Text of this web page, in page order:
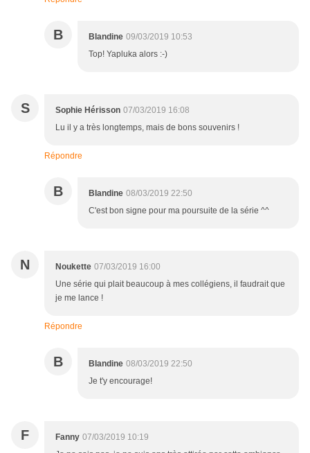
B Blandine 09/03/2019 10:53
Top! Yapluka alors :-)
S Sophie Hérisson 07/03/2019 16:08
Lu il y a très longtemps, mais de bons souvenirs !
Répondre
B Blandine 08/03/2019 22:50
C'est bon signe pour ma poursuite de la série ^^
N Noukette 07/03/2019 16:00
Une série qui plait beaucoup à mes collégiens, il faudrait que
je me lance !
Répondre
B Blandine 08/03/2019 22:50
Je t'y encourage!
F Fanny 07/03/2019 10:19